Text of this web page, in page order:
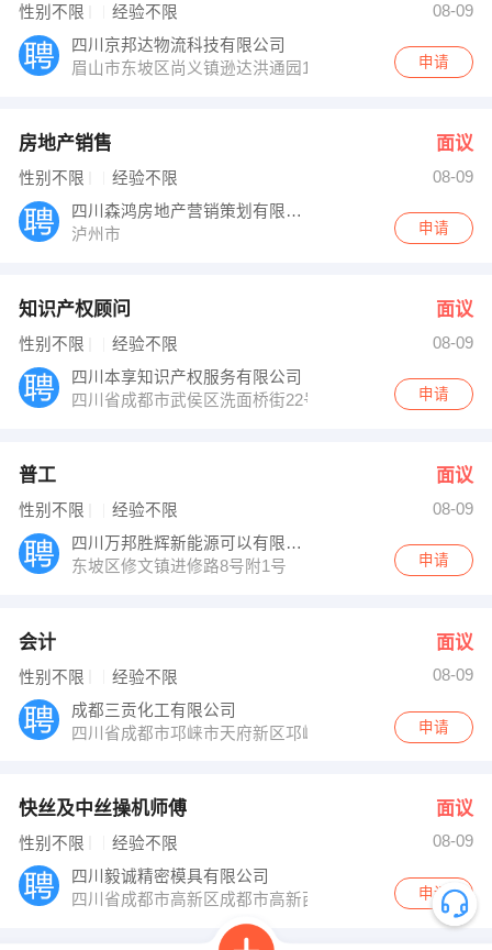
性别不限 经验不限
08-09
四川京邦达物流科技有限公司
眉山市东坡区尚义镇逊达洪通园1号门
申请
房地产销售 面议
性别不限 经验不限
08-09
四川森鸿房地产营销策划有限公司
泸州市
申请
知识产权顾问 面议
性别不限 经验不限
08-09
四川本享知识产权服务有限公司
四川省成都市武侯区洗面桥街22号城市阳光大厦申请
普工 面议
性别不限 经验不限
08-09
四川万邦胜辉新能源可以有限公司
东坡区修文镇进修路8号附1号
申请
会计 面议
性别不限 经验不限
08-09
成都三贡化工有限公司
四川省成都市邛崃市天府新区邛崃产业园区羊横五路十五
申请
快丝及中丝操机师傅 面议
性别不限 经验不限
08-09
四川毅诚精密模具有限公司
四川省成都市高新区成都市高新西区西区大道99号附1
申请